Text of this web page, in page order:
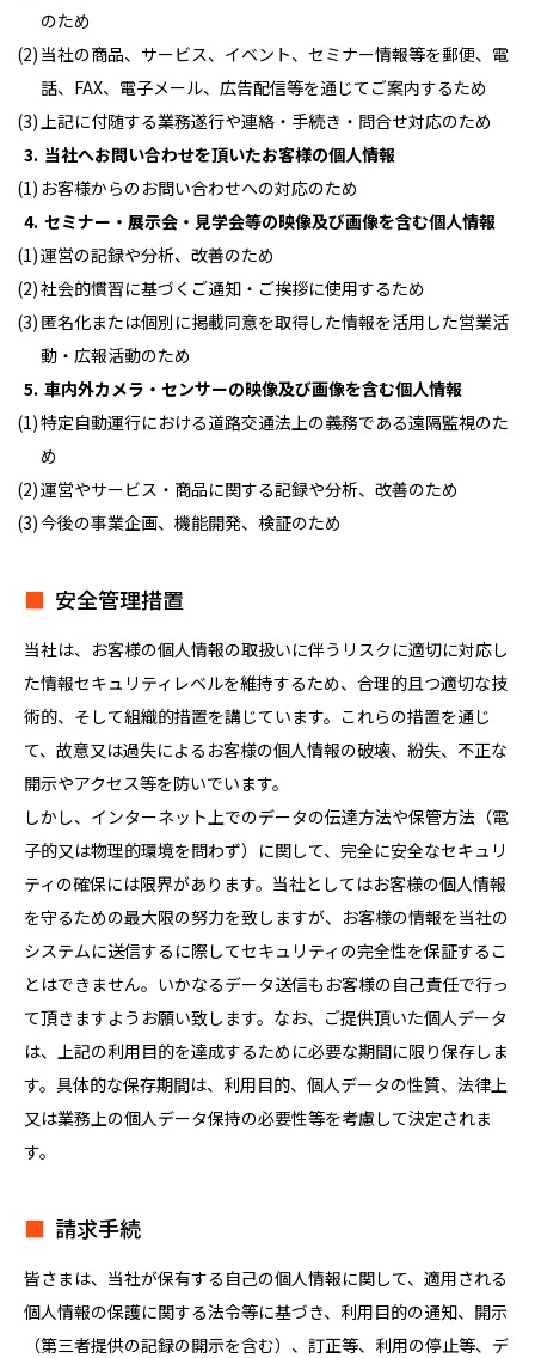
のため
当社の商品、サービス、イベント、セミナー情報等を郵便、電
話、FAX、電子メール、広告配信等を通じてご案内するため
上記に付随する業務遂行や連絡・手続き・問合せ対応のため
当社へお問い合わせを頂いたお客様の個人情報
お客様からのお問い合わせへの対応のため
セミナー・展示会・見学会等の映像及び画像を含む個人情報
運営の記録や分析、改善のため
社会的慣習に基づくご通知・ご挨拶に使用するため
匿名化または個別に掲載同意を取得した情報を活用した営業活
動・広報活動のため
車内外カメラ・センサーの映像及び画像を含む個人情報
特定自動運行における道路交通法上の義務である遠隔監視のた
め
運営やサービス・商品に関する記録や分析、改善のため
今後の事業企画、機能開発、検証のため
安全管理措置
当社は、お客様の個人情報の取扱いに伴うリスクに適切に対応し
た情報セキュリティレベルを維持するため、合理的且つ適切な技
術的、そして組織的措置を講じています。これらの措置を通じ
て、故意又は過失によるお客様の個人情報の破壊、紛失、不正な
開示やアクセス等を防いでいます。
しかし、インターネット上でのデータの伝達方法や保管方法（電
子的又は物理的環境を問わず）に関して、完全に安全なセキュリ
ティの確保には限界があります。当社としてはお客様の個人情報
を守るための最大限の努力を致しますが、お客様の情報を当社の
システムに送信するに際してセキュリティの完全性を保証するこ
とはできません。いかなるデータ送信もお客様の自己責任で行っ
て頂きますようお願い致します。なお、ご提供頂いた個人データ
は、上記の利用目的を達成するために必要な期間に限り保存しま
す。具体的な保存期間は、利用目的、個人データの性質、法律上
又は業務上の個人データ保持の必要性等を考慮して決定されま
す。
請求手続
皆さまは、当社が保有する自己の個人情報に関して、適用される
個人情報の保護に関する法令等に基づき、利用目的の通知、開示
（第三者提供の記録の開示を含む）、訂正等、利用の停止等、デ